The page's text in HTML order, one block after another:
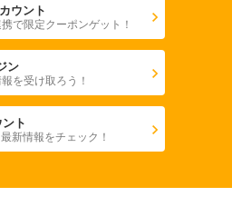
ウント
で限定クーポンゲット！
ン
を受け取ろう！
ト
新情報をチェック！